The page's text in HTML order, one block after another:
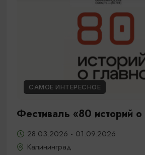
САМОЕ ИНТЕРЕСНОЕ
Фестиваль «80 историй о
28.03.2026 - 01.09.2026
Калининград